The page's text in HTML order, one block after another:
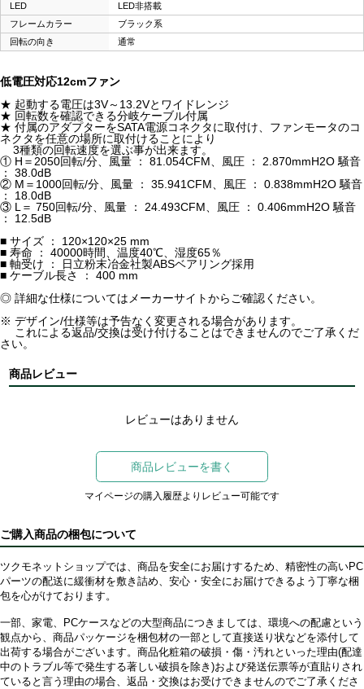
LED
LED非搭載
フレームカラー
ブラック系
回転の向き
通常
低電圧対応12cmファン
★ 起動する電圧は3V～13.2Vとワイドレンジ
★ 回転数を確認できる分岐ケーブル付属
★ 付属のアダプターをSATA電源コネクタに取付け、ファンモータのコ
ネクタを任意の場所に取付けることにより
3種類の回転速度を選ぶ事が出来ます。
① H＝2050回転/分、風量 ： 81.054CFM、風圧 ： 2.870mmH2O 騒音
： 38.0dB
② M＝1000回転/分、風量 ： 35.941CFM、風圧 ： 0.838mmH2O 騒音
： 18.0dB
③ L＝ 750回転/分、風量 ： 24.493CFM、風圧 ： 0.406mmH2O 騒音
： 12.5dB
■ サイズ ： 120×120×25 mm
■ 寿命 ： 40000時間、温度40℃、湿度65％
■ 軸受け ： 日立粉末冶金社製ABSベアリング採用
■ ケーブル長さ ： 400 mm
◎ 詳細な仕様についてはメーカーサイトからご確認ください。
※ デザイン/仕様等は予告なく変更される場合があります。
これによる返品/交換は受け付けることはできませんのでご了承くだ
さい。
商品レビュー
レビューはありません
商品レビューを書く
マイページの購入履歴よりレビュー可能です
ご購入商品の梱包について
ツクモネットショップでは、商品を安全にお届けするため、精密性の高いPC
パーツの配送に緩衝材を敷き詰め、安心・安全にお届けできるよう丁寧な梱
包を心がけております。
一部、家電、PCケースなどの大型商品につきましては、環境への配慮という
観点から、商品パッケージを梱包材の一部として直接送り状などを添付して
出荷する場合がございます。商品化粧箱の破損・傷・汚れといった理由(配達
中のトラブル等で発生する著しい破損を除き)および発送伝票等が直貼りされ
ていると言う理由の場合、返品・交換はお受けできませんのでご了承くださ